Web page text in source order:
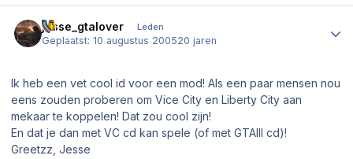
jesse_gtalover Leden
Geplaatst:10 augustus 200520 jaren
Ik heb een vet cool id voor een mod! Als een paar mensen nou
eens zouden proberen om Vice City en Liberty City aan
mekaar te koppelen! Dat zou cool zijn!
En dat je dan met VC cd kan spele (of met GTAIII cd)!
Greetzz, Jesse